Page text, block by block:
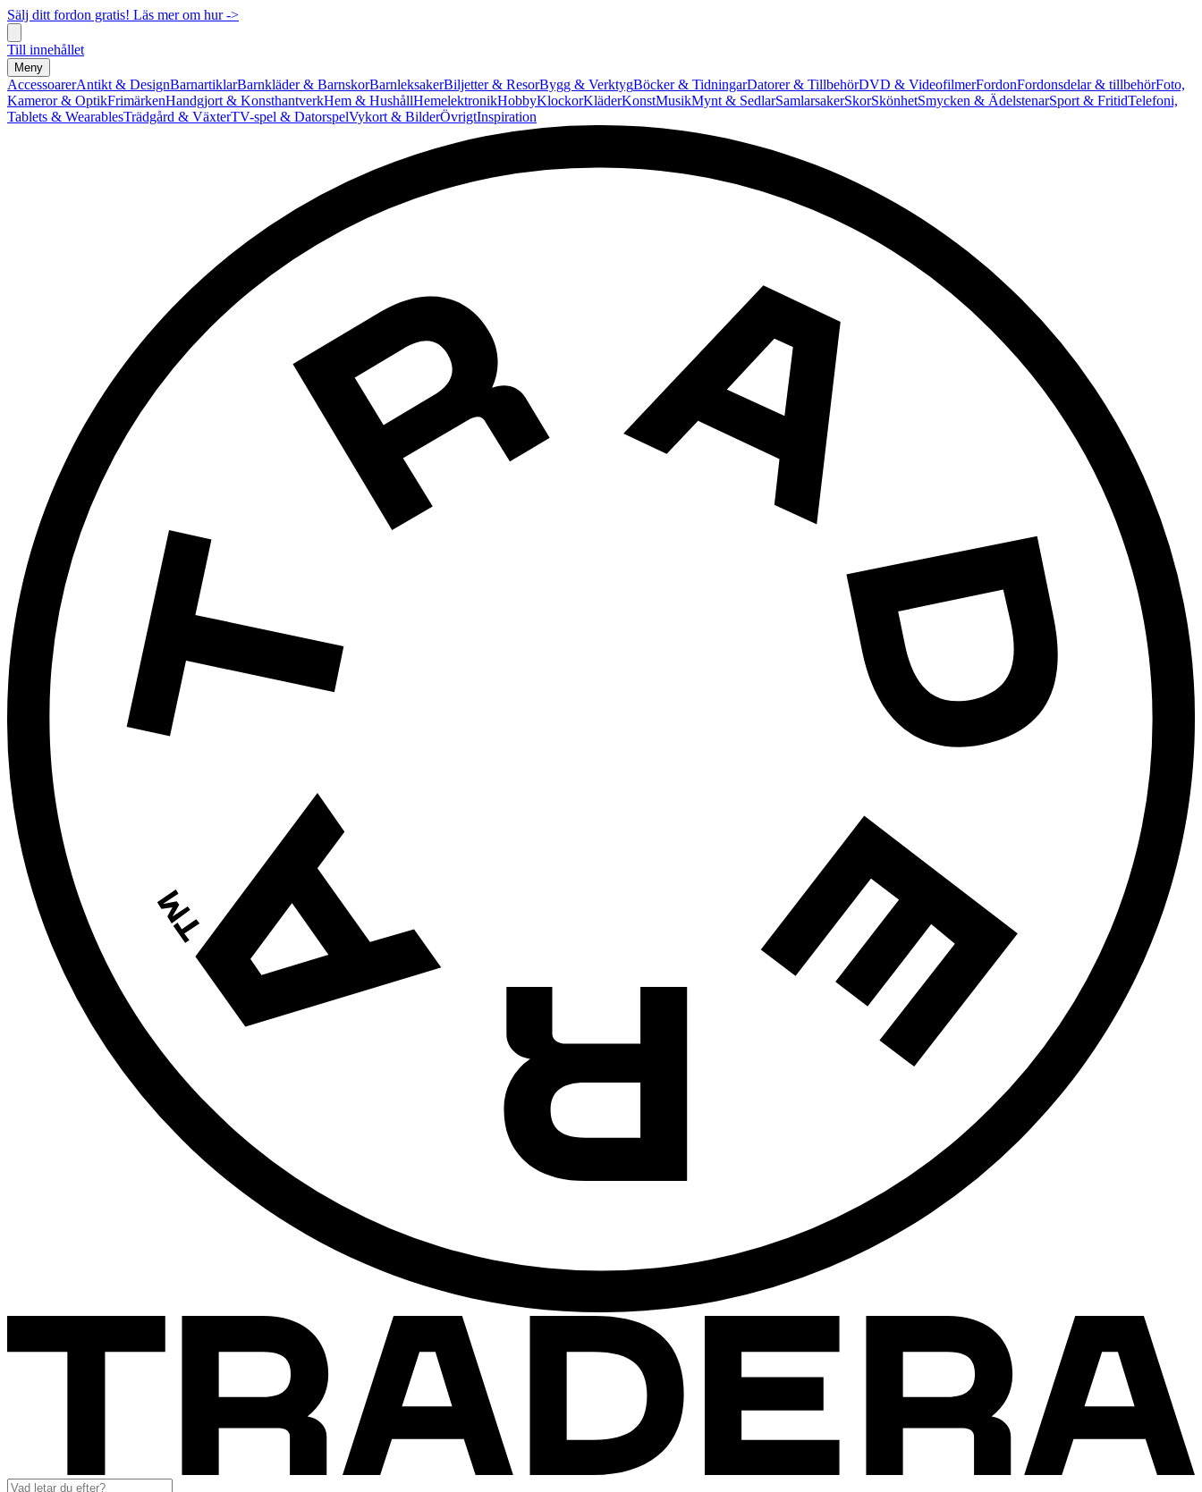
Sälj ditt fordon gratis! Läs mer om hur ->
Till innehållet
Meny
AccessoarerAntikt & DesignBarnartiklarBarnkläder & BarnskorBarnleksakerBiljetter & ResorBygg & VerktygBöcker & TidningarDatorer & TillbehörDVD & VideofilmerFordonFordonsdelar & tillbehörFoto,
Kameror & OptikFrimärkenHandgjort & KonsthantverkHem & HushållHemelektronikHobbyKlockorKläderKonstMusikMynt & SedlarSamlarsakerSkorSkönhetSmycken & ÄdelstenarSport & FritidTelefoni,
Tablets & WearablesTrädgård & VäxterTV-spel & DatorspelVykort & BilderÖvrigtInspiration